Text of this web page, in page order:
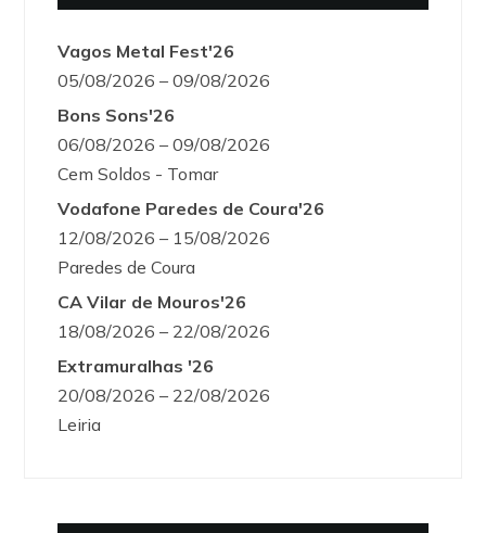
Vagos Metal Fest'26
05/08/2026 – 09/08/2026
Bons Sons'26
06/08/2026 – 09/08/2026
Cem Soldos - Tomar
Vodafone Paredes de Coura'26
12/08/2026 – 15/08/2026
Paredes de Coura
CA Vilar de Mouros'26
18/08/2026 – 22/08/2026
Extramuralhas '26
20/08/2026 – 22/08/2026
Leiria